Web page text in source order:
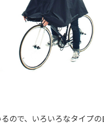
ので、いろいろなタイプ